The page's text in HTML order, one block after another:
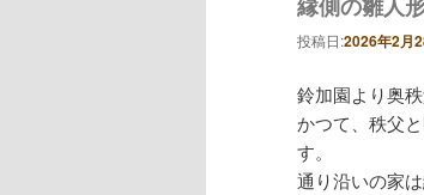
縁側の雛人
投稿日:2026年2月
鈴加園より奥
かつて、秩父
す。
通り沿いの家